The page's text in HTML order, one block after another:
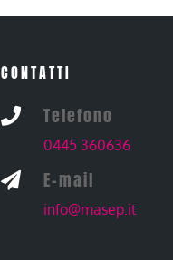
CONTATTI
 Telefono
0445 360636
 E-mail
info@masep.it